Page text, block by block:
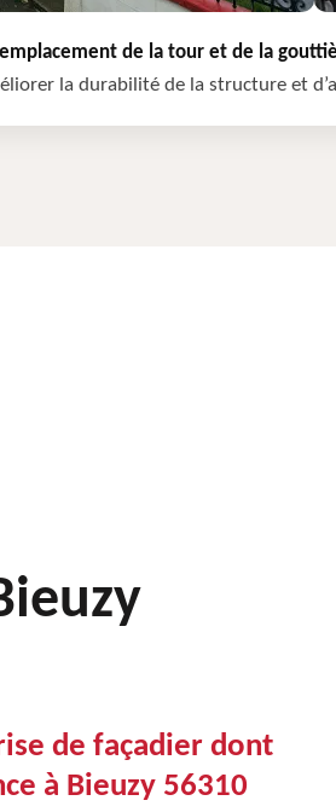
de la tour et de la
la durabilité de la structure et
de façadier dont
à Bieuzy 56310